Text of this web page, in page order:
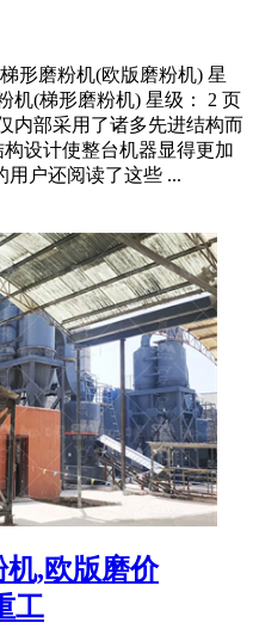
形磨粉机(欧版磨粉机) 星
机(梯形磨粉机) 星级： 2 页
内部采用了诸多先进结构而
设计使整台机器显得更加
用户还阅读了这些 ...
,欧版磨价
工